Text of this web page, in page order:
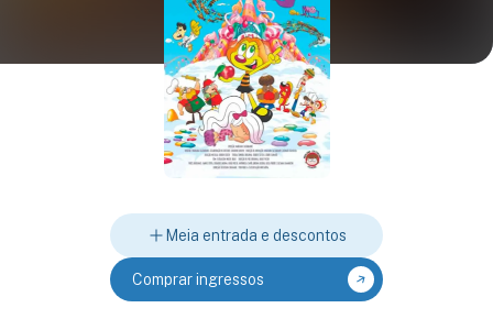
Meia entrada e descontos
Comprar ingressos